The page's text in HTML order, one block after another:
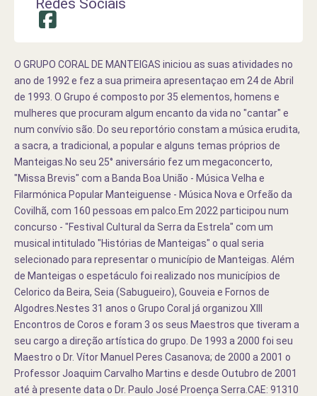
O GRUPO CORAL DE MANTEIGAS iniciou as suas atividades no
ano de 1992 e fez a sua primeira apresentaçao em 24 de Abril
de 1993. O Grupo é composto por 35 elementos, homens e
mulheres que procuram algum encanto da vida no "cantar" e
num convívio são. Do seu reportório constam a música erudita,
a sacra, a tradicional, a popular e alguns temas próprios de
Manteigas.No seu 25° aniversário fez um megaconcerto,
"Missa Brevis" com a Banda Boa União - Música Velha e
Filarmónica Popular Manteiguense - Música Nova e Orfeão da
Covilhã, com 160 pessoas em palco.Em 2022 participou num
concurso - "Festival Cultural da Serra da Estrela" com um
musical intitulado "Histórias de Manteigas" o qual seria
selecionado para representar o município de Manteigas. Além
de Manteigas o espetáculo foi realizado nos municípios de
Celorico da Beira, Seia (Sabugueiro), Gouveia e Fornos de
Algodres.Nestes 31 anos o Grupo Coral já organizou XIII
Encontros de Coros e foram 3 os seus Maestros que tiveram a
seu cargo a direção artística do grupo. De 1993 a 2000 foi seu
Maestro o Dr. Vítor Manuel Peres Casanova; de 2000 a 2001 o
Professor Joaquim Carvalho Martins e desde Outubro de 2001
até à presente data o Dr. Paulo José Proença Serra.CAE: 91310